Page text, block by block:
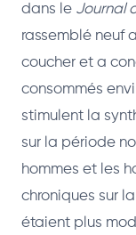
dans le Journal
rassemblé neuf
coucher et a
consommés
stimulent la
sur la période
hommes et les
chroniques sur
étaient plus